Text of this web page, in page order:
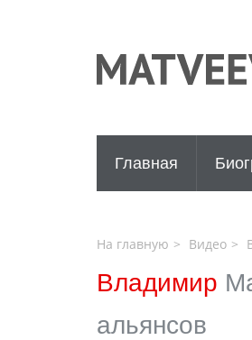
Главная
На главную Видео
Владимир
альянсов